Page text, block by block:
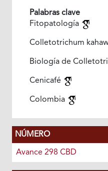
Palabras clave
Fitopatología
Colletotrichum
Biología de
Cenicafé
Colombia
NÚMERO
Avance 298 CBD